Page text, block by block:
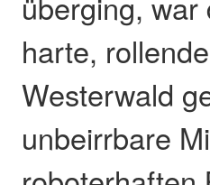
harte,
Westerwald
unbeirrbare